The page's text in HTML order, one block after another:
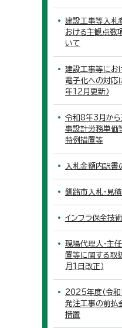
建設工事等入札
おける主観点数
いて
建設工事等にお
電子化への対応
年12月更新）
令和8年3月から
事設計労務単価
特例措置等
入札金額内訳書
釧路市入札・見
インフラ保全技
現場代理人・主
置等に関する取
月1日改正）
2025年度（令和
発注工事の前払
措置